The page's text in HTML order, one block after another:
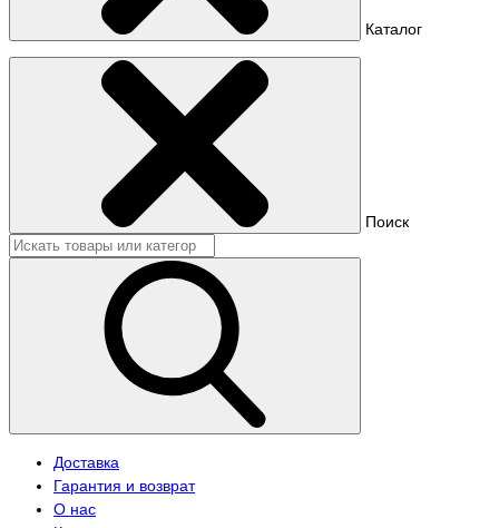
Каталог
Поиск
Доставка
Гарантия и возврат
О нас